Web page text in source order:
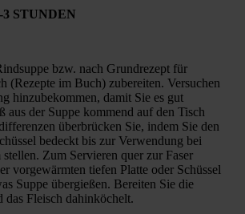
STUNDEN
bzw. nach Grundrezept für
(Rezepte im Buch) zubereiten. Versuchen
hinzubekommen, damit Sie es gut
aus der Suppe kommend auf den Tisch
überbrücken Sie, indem Sie den
bedeckt bis zur Verwendung bei
Zum Servieren quer zur Faser
vorgewärmten tiefen Platte oder Schüssel
Suppe übergießen. Bereiten Sie die
das Fleisch dahinköchelt.